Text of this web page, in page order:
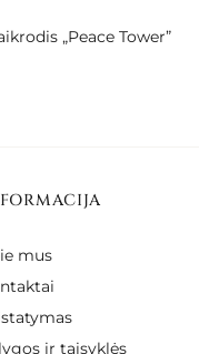
„Peace Tower”
mus
ir taisyklės